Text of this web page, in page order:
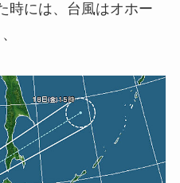
時には、台風はオホー